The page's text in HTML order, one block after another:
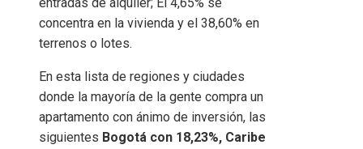
entradas de alquiler; El 4,65% se
concentra en la vivienda y el 38,60% en
terrenos o lotes.
En esta lista de regiones y ciudades
donde la mayoría de la gente compra un
apartamento con ánimo de inversión, las
siguientes Bogotá con 18,23%, Caribe